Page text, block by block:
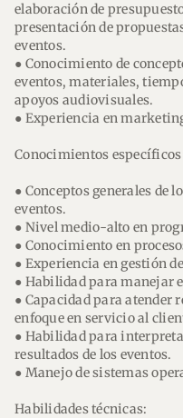
elaboración de
presentación de
eventos.
● Conocimiento de
eventos, materiales,
apoyos audiovisuales.
● Experiencia en
Conocimientos
● Conceptos generales de
eventos.
● Nivel medio-alto en
● Conocimiento en
● Experiencia en gestión
● Habilidad para manejar
● Capacidad para atender
enfoque en servicio al
● Habilidad para
resultados de los eventos.
● Manejo de sistemas
Habilidades técnicas: